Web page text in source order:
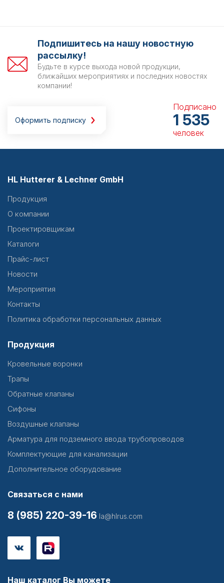
Подпишитесь на нашу новостную
рассылку!
Будьте в курсе выхода новой продукции,
ближайших мероприятиях и последних новостях
компании!
Оформить подписку
Подписано
1 535
человек
HL Hutterer & Lechner GmbH
Продукция
О компании
Проектировщикам
Каталоги
Прайс-лист
Новости
Мероприятия
Контакты
Политика обработки персональных данных
Продукция
Кровельные воронки
Трапы
Обратные клапаны
Сифоны
Воздушные клапаны
Арматура для подземного ввода трубопроводов
Комплектующие для канализации
Дополнительное оборудование
Связаться с нами
8 (985) 220-39-16 la@hlrus.com
Наш каталог Вы можете